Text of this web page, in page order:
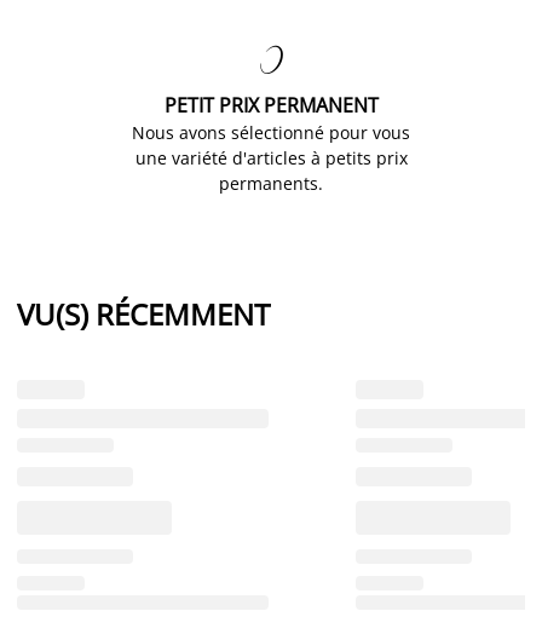

PETIT PRIX PERMANENT
Nous avons sélectionné pour vous
une variété d'articles à petits prix
permanents.
VU(S) RÉCEMMENT